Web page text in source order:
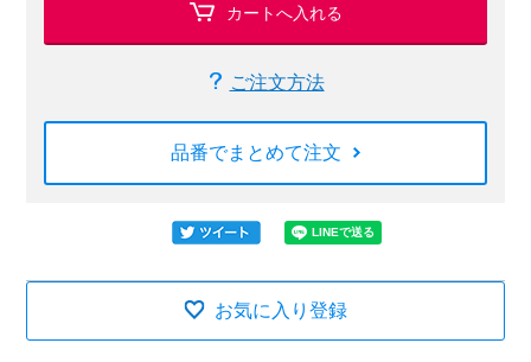
カートへ入れる
ご注文方法
品番でまとめて注文
お気に入り登録